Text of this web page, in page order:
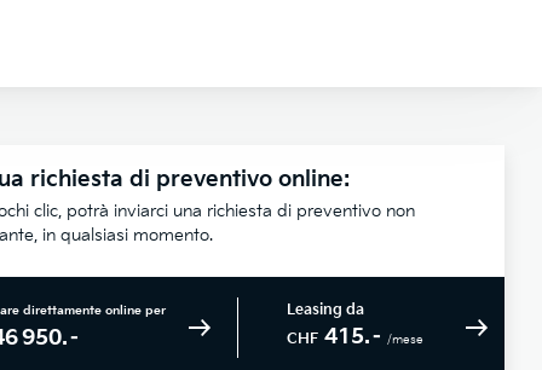
richiesta di preventivo online:
clic, potrà inviarci una richiesta di preventivo non
in qualsiasi momento.
direttamente online per
950.–
Leasing da
CHF 415.– /mese